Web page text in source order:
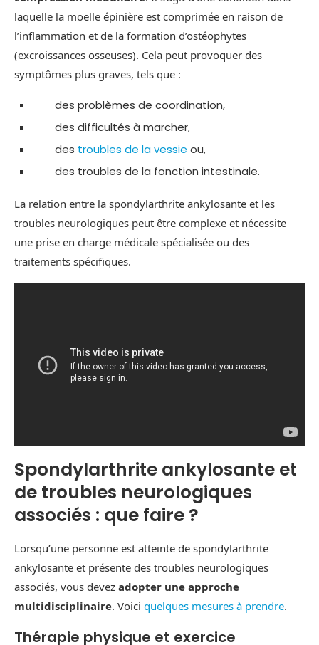
laquelle la moelle épinière est comprimée en raison de
l’inflammation et de la formation d’ostéophytes
(excroissances osseuses). Cela peut provoquer des
symptômes plus graves, tels que :
des problèmes de coordination,
des difficultés à marcher,
des troubles de la vessie ou,
des troubles de la fonction intestinale.
La relation entre la spondylarthrite ankylosante et les
troubles neurologiques peut être complexe et nécessite
une prise en charge médicale spécialisée ou des
traitements spécifiques.
Spondylarthrite ankylosante et
de troubles neurologiques
associés : que faire ?
Lorsqu’une personne est atteinte de spondylarthrite
ankylosante et présente des troubles neurologiques
associés, vous devez adopter une approche
multidisciplinaire. Voici quelques mesures à prendre.
Thérapie physique et exercice